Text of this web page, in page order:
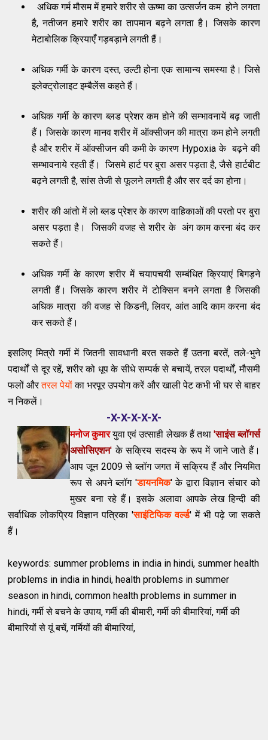
अधिक गर्म मौसम में हमारे शरीर से ऊष्मा का उत्सर्जन कम होने लगता
है, नतीजन हमारे शरीर का तापमान बढ़ने लगता है। जिसके कारण
मेटाबोलिक क्रियाएँ गड़बड़ाने लगती हैं।
अधिक गर्मी के कारण दस्त, उल्टी होना एक सामान्य समस्या है। जिसे
इलेक्ट्रोलाइट इम्बैलेंस कहते हैं।
अधिक गर्मी के कारण ब्लड प्रेशर कम होने की सम्भावनायें बढ़ जाती
हैं। जिसके कारण मानव शरीर में ऑक्सीजन की मात्रा कम होने लगती
है और शरीर में ऑक्सीजन की कमी के कारण Hypoxia के बढ़ने की
सम्भावनाये रहती हैं। जिसमे हार्ट पर बुरा असर पड़ता है, जैसे हार्टबीट
बढ़ने लगती है, सांस तेजी से फूलने लगती है और सर दर्द का होना।
शरीर की आंतो में लो ब्लड प्रेशर के कारण वाहिकाओं की परतो पर बुरा
असर पड़ता है। जिसकी वजह से शरीर के अंग काम करना बंद कर
सकते हैं।
अधिक गर्मी के कारण शरीर में चयापचयी सम्बंधित क्रियाएं बिगड़ने
लगती हैं। जिसके कारण शरीर में टोक्सिन बनने लगता है जिसकी
अधिक मात्रा की वजह से किडनी, लिवर, आंत आदि काम करना बंद
कर सकते हैं।
इसलिए मित्रो गर्मी में जितनी सावधानी बरत सकते हैं उतना बरतें, तले-भुने
पदार्थों से दूर रहें, शरीर को धूप के सीधे सम्पर्क से बचायें, तरल पदार्थों, मौसमी
फलों औरतरल पेयोंका भरपूर उपयोग करें और खाली पेट कभी भी घर से बाहर
न निकलें।
-X-X-X-X-X-
मनोज कुमारयुवा एवं उत्साही लेखक हैं तथा 'साइंस ब्लॉगर्स
असोसिएशन' के सक्रिय सदस्य के रूप में जाने जाते हैं।
आप जून 2009 से ब्लॉग जगत में सक्रिय हैं और नियमित
रूप से अपने ब्लॉग 'डायनमिक' के द्वारा विज्ञान संचार को
मुखर बना रहे हैं। इसके अलावा आपके लेख हिन्दी की
सर्वाध‍िक लोकप्रिय विज्ञान पत्रिका 'साइंटिफिक वर्ल्ड' में भी पढ़े जा सकते
हैं।
keywords: summer problems in india in hindi, summer health
problems in india in hindi, health problems in summer
season in hindi, common health problems in summer in
hindi, गर्मी से बचने के उपाय, गर्मी की बीमारी, गर्मी की बीमारियां, गर्मी की
बीमारियों से यूं बचें, गर्मियों की बीमारियां,